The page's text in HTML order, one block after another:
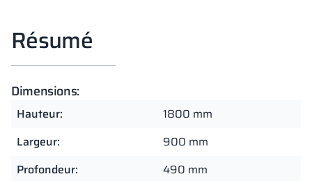
Résumé
Dimensions:
Hauteur:
1800 mm
Largeur:
900 mm
Profondeur:
490 mm